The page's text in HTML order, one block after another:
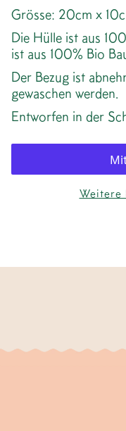
Grösse: 20cm x
Die Hülle ist aus
ist aus 100% Bio
Der Bezug ist
gewaschen werden.
Entworfen in der
Weitere